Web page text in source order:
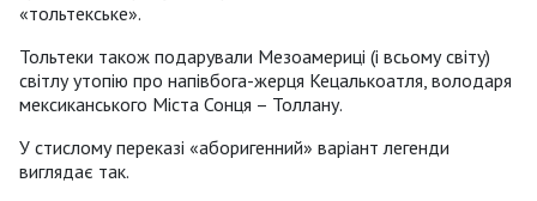
«тольтекське».
Тольтеки також подарували Мезоамериці (і всьому світу)
світлу утопію про напівбога-жерця Кецалькоатля, володаря
мексиканського Міста Сонця – Толлану.
У стислому переказі «аборигенний» варіант легенди
виглядає так.